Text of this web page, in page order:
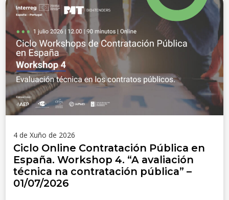
4 de Xuño de 2026
Ciclo Online Contratación Pública en
España. Workshop 4. “A avaliación
técnica na contratación pública” –
01/07/2026